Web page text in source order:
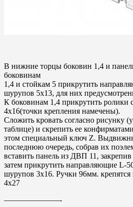
В нижние торцы боковин 1,4 и
боковинам
1,4 и стойкам 5 прикрутить
шурупов 5х13, для них
К боковинам 1,4 прикрутить
4х16(точки крепления намечены).
Сложить кровать согласно рисунку
таблице) и скрепить ее
этом специальный ключ Z.
последнюю очередь, собрав их
вставить панель из ДВП 11,
затем прикрутить направляющие L-
шурупов 3х16. Ручки 96мм.
4х27
———————-